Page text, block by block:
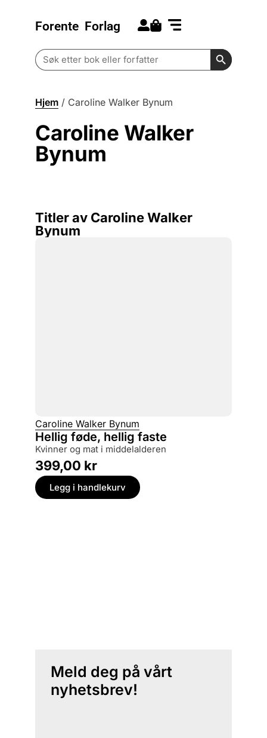
Forente Forlag
Search
for:
Search
Hjem / Caroline Walker Bynum
Caroline Walker
Bynum
Titler av Caroline Walker
Bynum
Caroline Walker Bynum
Hellig føde, hellig faste
kvinner og mat i middelalderen
399,00 kr
Legg i handlekurv
Meld deg på vårt
nyhetsbrev!